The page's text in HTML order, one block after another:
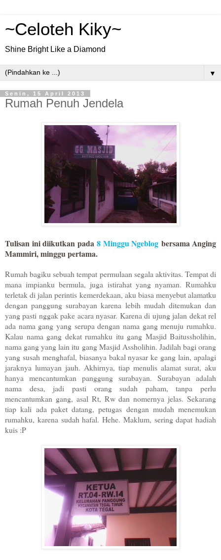
~Celoteh Kiky~
Shine Bright Like a Diamond
▼
Senin, 15 April 2013
Rumah Penuh Jendela
Tulisan ini diikutkan pada 8 Minggu Ngeblog bersama Anging
Mammiri, minggu pertama.
Rumah bagiku sebuah tempat permulaan segala aktivitas. Tempat di
mana impianku bermula, juga istirahat yang nyaman. Rumahku
terletak di jalan perintis kemerdekaan, aku biasa menyebut alamatku
dengan panggung surabayan karena lebih mudah ditemukan dan
yang pasti nggak pake acara nyasar. Karena di ujung jalan dekat rel
ada nama gang yang serupa dengan nama gang menuju rumahku.
Kalau nama gang dekat rumahku itu gang Masjid Baitussholihin,
nama gang yang lain itu gang Masjid Assholihin. Jadilah bagi orang
yang susah menghafal, biasanya bakal nyasar ke gang lain, apalagi
jaraknya lumayan jauh. Akhirnya, tiap menulis alamat surat, aku
hanya mencantumkan panggung surabayan. Surabayan adalah
nama desa, jadi pasti orang sudah paham, tanpa perlu
mencantumkan gang, asal Rt, Rw dan nomernya jelas. Sekarang
tiap kali ada paket datang, petugas dengan mudah menemukan
rumahku, karena sudah hafal. Hehe. Maklum, sering dapat hadiah
kuis :P